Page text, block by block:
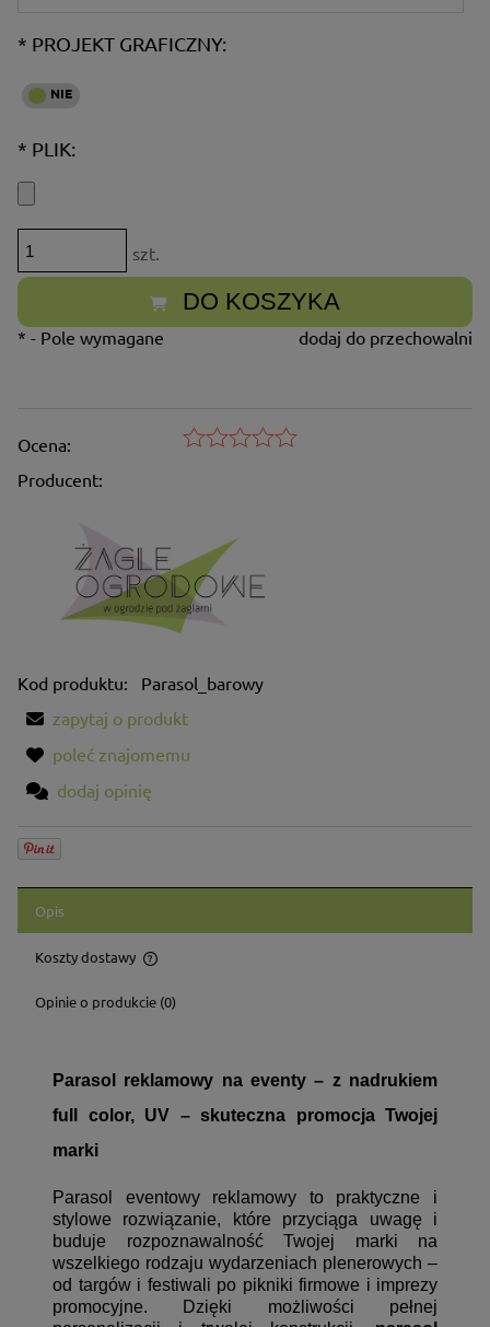
* PROJEKT GRAFICZNY:
* PLIK:
szt.
DO KOSZYKA
dodaj do przechowalni
* - Pole wymagane
Ocena:
Producent:
Kod produktu:
Parasol_barowy
zapytaj o produkt
poleć znajomemu
dodaj opinię
Opis
Koszty dostawy
Cena nie zawiera ewentualnych kosztów płatności
Opinie o produkcie (0)
Parasol reklamowy na eventy – z nadrukiem
full color, UV – skuteczna promocja Twojej
marki
Parasol eventowy reklamowy to praktyczne i
stylowe rozwiązanie, które przyciąga uwagę i
buduje rozpoznawalność Twojej marki na
wszelkiego rodzaju wydarzeniach plenerowych –
od targów i festiwali po pikniki firmowe i imprezy
promocyjne. Dzięki możliwości pełnej